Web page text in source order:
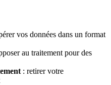
vos données dans un format
au traitement pour des
: retirer votre